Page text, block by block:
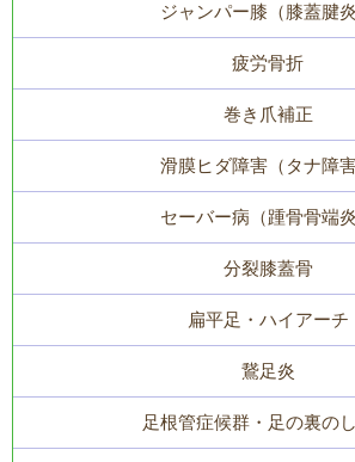
ジャンパー膝（膝蓋腱炎
疲労骨折
巻き爪補正
滑膜ヒダ障害（タナ障害
セーバー病（踵骨骨端炎
分裂膝蓋骨
扁平足・ハイアーチ
鵞足炎
足根管症候群・足の裏の